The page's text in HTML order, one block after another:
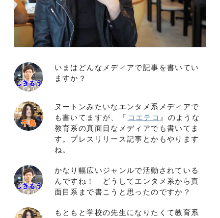
いまはどんなメディアで記事を書いてい
ますか？
ヌートンみたいなエンタメ系メディアで
も書いてますが、『 コエテコ 』のような
教育系の真面目なメディアでも書いてま
す。プレスリリース記事とかもやります
ね。
かなり幅広いジャンルで活動されている
んですね！ どうしてエンタメ系から真
面目系まで書こうと思ったのですか？
もともと学校の先生になりたくて教育系